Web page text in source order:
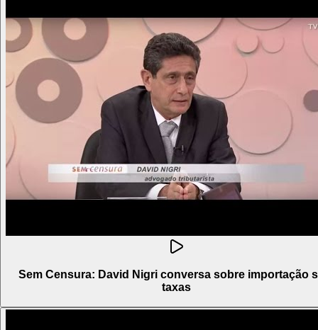
Sem Censura: David Nigri conversa sobre importação
taxas